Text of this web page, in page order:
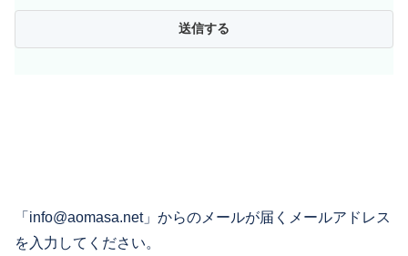
構築し、全従業員に個⼈情報保護の重要性の認識と取組
みを徹底させることにより、個⼈情報の保護を推進致し
漏洩などを防⽌するため、セキュリティシステムの維
持・管理体制の整備・社員教育の徹底等の必要な措置を
「info@aomasa.net」からのメールが届くメールアドレス
を入力してください。